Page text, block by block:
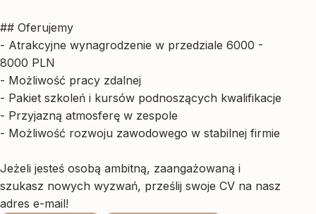
## Oferujemy
- Atrakcyjne wynagrodzenie w przedziale 6000 -
8000 PLN
- Możliwość pracy zdalnej
- Pakiet szkoleń i kursów podnoszących kwalifikacje
- Przyjazną atmosferę w zespole
- Możliwość rozwoju zawodowego w stabilnej firmie
Jeżeli jesteś osobą ambitną, zaangażowaną i
szukasz nowych wyzwań, prześlij swoje CV na nasz
adres e-mail!